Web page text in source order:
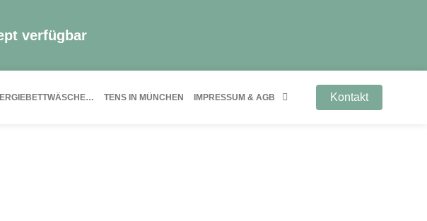
verfügbar
TENS IN MÜNCHEN IMPRESSUM & AGB Kontakt